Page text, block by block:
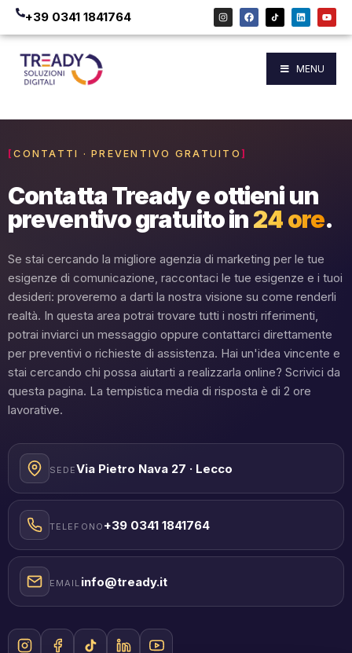
+39 0341 1841764
MENU
CONTATTI · PREVENTIVO GRATUITO
Contatta Tready e ottieni un
preventivo gratuito in24 ore.
Se stai cercando la migliore agenzia di marketing per le tue
esigenze di comunicazione, raccontaci le tue esigenze e i tuoi
desideri: proveremo a darti la nostra visione su come renderli
realtà. In questa area potrai trovare tutti i nostri riferimenti,
potrai inviarci un messaggio oppure contattarci direttamente
per preventivi o richieste di assistenza. Hai un'idea vincente e
stai cercando chi possa aiutarti a realizzarla online? Scrivici da
questa pagina. La tempistica media di risposta è di 2 ore
lavorative.
SEDEVia Pietro Nava 27 · Lecco
TELEFONO +39 0341 1841764
EMAIL info@tready.it